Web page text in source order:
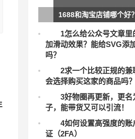
1688和淘宝店铺哪个好
么开店？
1怎么给公众号文章里
加滑动效果？能给SVG添
吗？
2求一个比较正规的兼
会选择购买这家的商品吗
3好物圈再更新，更名
子，能带货又可以引流！
4如何设置高强度的账
证（2FA）